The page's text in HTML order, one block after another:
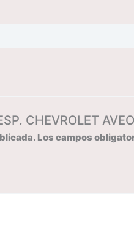
CHEVROLET
Los campos